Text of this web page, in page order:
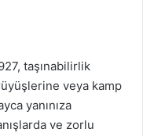
taşınabilirlik
veya kamp
yanınıza
ve zorlu